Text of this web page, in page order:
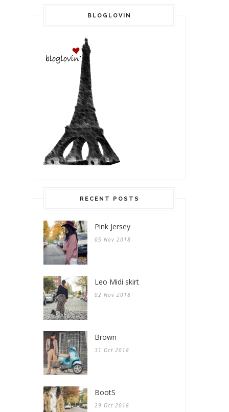
BLOGLOVIN
RECENT POSTS
Pink Jersey
05 Nov 2018
Leo Midi skirt
02 Nov 2018
Brown
31 Oct 2018
BootS
29 Oct 2018